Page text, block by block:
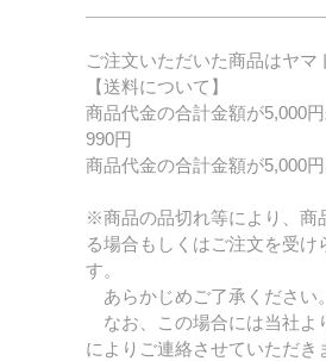
ご注文いただいた商品はヤマ
【送料について】
商品代金の合計金額が5,000
990円
商品代金の合計金額が5,000
※商品の品切れ等により、商
る場合もしくはご注文を受け
す。
あらかじめご了承ください。
なお、この場合には当社よ
によりご連絡させていただき